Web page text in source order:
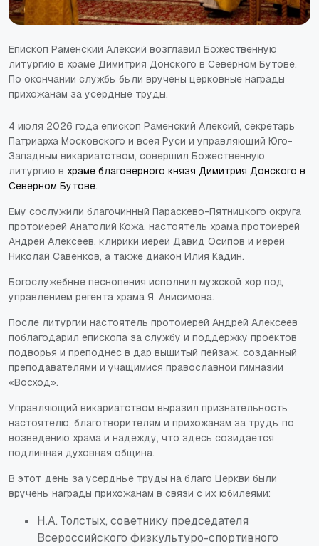
Епископ Раменский Алексий возглавил Божественную
литургию в храме Димитрия Донского в Северном Бутове.
По окончании службы были вручены церковные награды
прихожанам за усердные труды.
4 июля 2026 года епископ Раменский Алексий, секретарь
Патриарха Московского и всея Руси и управляющий Юго-
Западным викариатством, совершил Божественную
литургию в храме благоверного князя Димитрия Донского в
Северном Бутове.
Ему сослужили благочинный Параскево-Пятницкого округа
протоиерей Анатолий Кожа, настоятель храма протоиерей
Андрей Алексеев, клирики иерей Давид Осипов и иерей
Николай Савенков, а также диакон Илия Кадин.
Богослужебные песнопения исполнил мужской хор под
управлением регента храма Я. Анисимова.
После литургии настоятель протоиерей Андрей Алексеев
поблагодарил епископа за службу и поддержку проектов
подворья и преподнес в дар вышитый пейзаж, созданный
преподавателями и учащимися православной гимназии
«Восход».
Управляющий викариатством выразил признательность
настоятелю, благотворителям и прихожанам за труды по
возведению храма и надежду, что здесь созидается
подлинная духовная община.
В этот день за усердные труды на благо Церкви были
вручены награды прихожанам в связи с их юбилеями:
Н.А. Толстых, советнику председателя
Всероссийского физкультуро-спортивного